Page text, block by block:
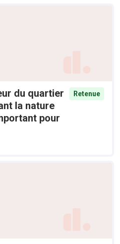
du quartier
la nature
pour
Retenue